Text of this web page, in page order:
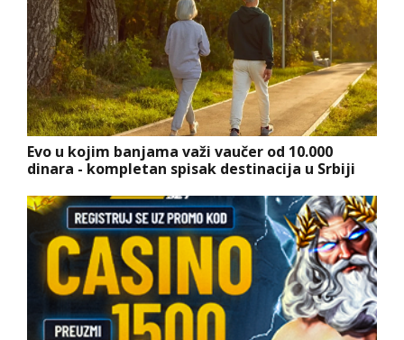
Evo u kojim banjama važi vaučer od 10.000
dinara - kompletan spisak destinacija u Srbiji